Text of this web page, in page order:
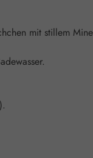
mit stillem